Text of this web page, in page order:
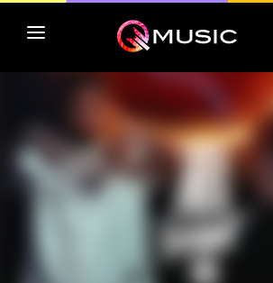
TOP MP3 ITUNES
TOP ALBUMS ITUNES
CLASSEMENT DEEZER